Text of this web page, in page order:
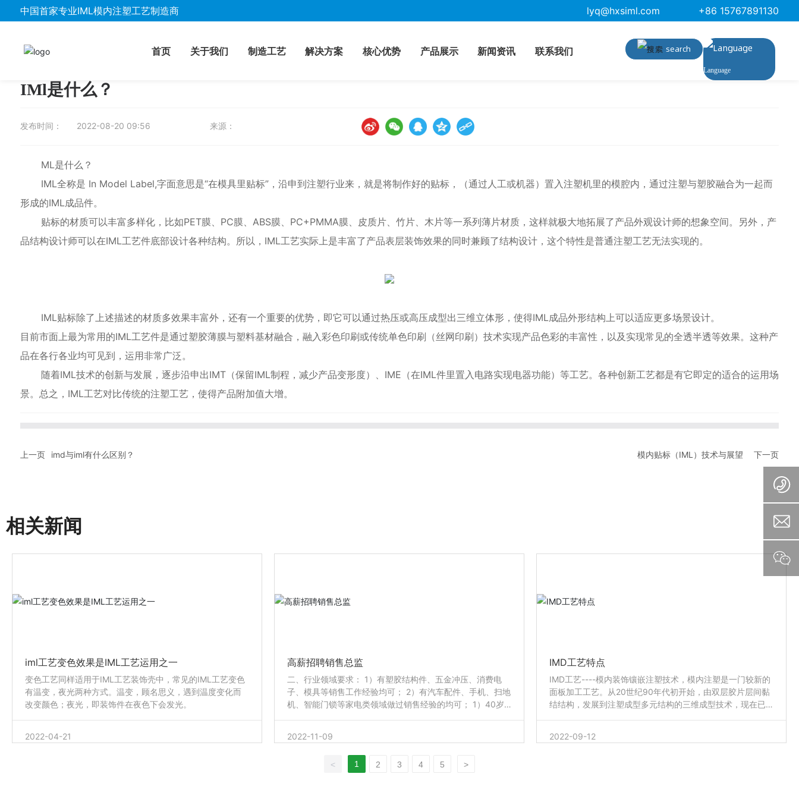
中国首家专业IML模内注塑工艺制造商 lyq@hxsiml.com +86 15767891130
首页 关于我们 制造工艺 解决方案 核心优势 产品展示 新闻资讯 联系我们 search
Language
新闻资讯
IMl是什么？
发布时间： 2022-08-20 09:56 来源：
ML是什么？
IML全称是 In Model Label,字面意思是“在模具里贴标”，沿申到注塑行业来，就是将制作好的贴标，（通过人工或机器）置入注塑机里的模腔内，通过注塑与塑胶融合为一起而
形成的IML成品件。
贴标的材质可以丰富多样化，比如PET膜、PC膜、ABS膜、PC+PMMA膜、皮质片、竹片、木片等一系列薄片材质，这样就极大地拓展了产品外观设计师的想象空间。另外，产
品结构设计师可以在IML工艺件底部设计各种结构。所以，IML工艺实际上是丰富了产品表层装饰效果的同时兼顾了结构设计，这个特性是普通注塑工艺无法实现的。
IML贴标除了上述描述的材质多效果丰富外，还有一个重要的优势，即它可以通过热压或高压成型出三维立体形，使得IML成品外形结构上可以适应更多场景设计。
目前市面上最为常用的IML工艺件是通过塑胶薄膜与塑料基材融合，融入彩色印刷或传统单色印刷（丝网印刷）技术实现产品色彩的丰富性，以及实现常见的全透半透等效果。这种产
品在各行各业均可见到，运用非常广泛。
随着IML技术的创新与发展，逐步沿申出IMT（保留IML制程，减少产品变形度）、IME（在IML件里置入电路实现电器功能）等工艺。各种创新工艺都是有它即定的适合的运用场
景。总之，IML工艺对比传统的注塑工艺，使得产品附加值大增。
上一页 imd与iml有什么区别？ 模内贴标（IML）技术与展望 下一页
相关新闻
iml工艺变色效果是IML工艺运用之一
变色工艺同样适用于IML工艺装饰壳中，常见的IML工艺变色
有温变，夜光两种方式。温变，顾名思义，遇到温度变化而
改变颜色；夜光，即装饰件在夜色下会发光。
2022-04-21
高薪招聘销售总监
二、行业领域要求： 1）有塑胶结构件、五金冲压、消费电
子、模具等销售工作经验均可； 2）有汽车配件、手机、扫地
机、智能门锁等家电类领域做过销售经验的均可； 1）40岁
2022-11-09
IMD工艺特点
IMD工艺----模内装饰镶嵌注塑技术，模内注塑是一门较新的
面板加工工艺。从20世纪90年代初开始，由双层胶片层间黏
结结构，发展到注塑成型多元结构的三维成型技术，现在已
合后，镶嵌在注塑模腔内然后合模注塑。注塑树脂在薄膜的
2022-09-12
< 1 2 3 4 5 >